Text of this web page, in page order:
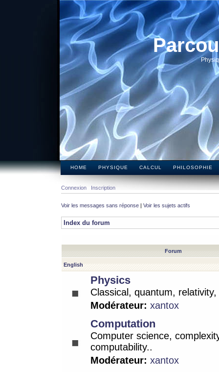
HOME PHYSIQUE CALCUL PHILOSOPHIE
Connexion Inscription
Voir les messages sans réponse | Voir les sujets actifs
Index du forum
Forum
English
Physics
Classical, quantum,
Modérateur: xantox
Computation
Computer science,
computability..
Modérateur: xantox